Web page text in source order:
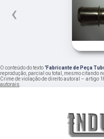
‹
O conteúdo do texto "Fabricante de Peça
reprodução, parcial ou total, mesmo citando
Crime de violação de direito autoral – artigo
autorais.